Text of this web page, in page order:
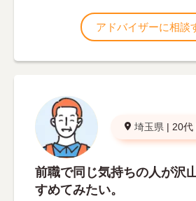
アドバイザーに相談
埼玉県 | 20代
前職で同じ気持ちの人が沢
すめてみたい。